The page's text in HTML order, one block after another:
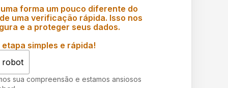
forma um pouco diferente do
uma verificação rápida. Isso nos
e a proteger seus dados.
simples e rápida!
robot
sua compreensão e estamos ansiosos